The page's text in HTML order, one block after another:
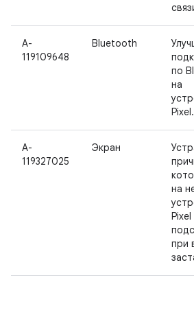
A-
119109648
Bluetooth
по
на
Pixel.
A-
119327025
Экран
на
Pixel
при